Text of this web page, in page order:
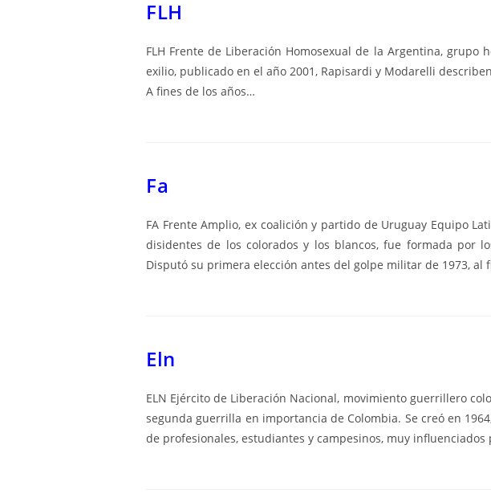
FLH
FLH Frente de Liberación Homosexual de la Argentina, grupo
exilio, publicado en el año 2001, Rapisardi y Modarelli
A fines de los años…
Fa
FA Frente Amplio, ex coalición y partido de Uruguay Equipo
disidentes de los colorados y los blancos, fue formada por
Disputó su primera elección antes del golpe militar de 1973, al
Eln
ELN Ejército de Liberación Nacional, movimiento guerrillero
segunda guerrilla en importancia de Colombia. Se creó en
de profesionales, estudiantes y campesinos, muy influenciados